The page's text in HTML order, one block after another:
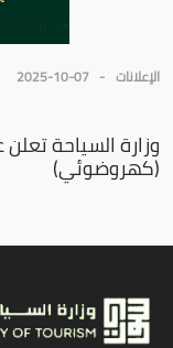
الإعلانات 2025-10-07
وزارة السياحة
(كهروضوئي)